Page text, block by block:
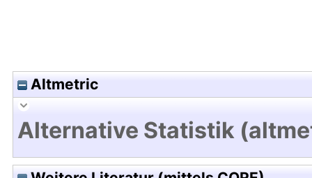
Altmetric
Alternative Statistik